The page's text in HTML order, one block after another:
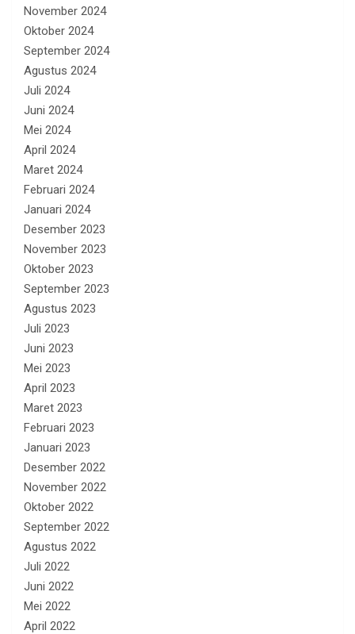
November 2024
Oktober 2024
September 2024
Agustus 2024
Juli 2024
Juni 2024
Mei 2024
April 2024
Maret 2024
Februari 2024
Januari 2024
Desember 2023
November 2023
Oktober 2023
September 2023
Agustus 2023
Juli 2023
Juni 2023
Mei 2023
April 2023
Maret 2023
Februari 2023
Januari 2023
Desember 2022
November 2022
Oktober 2022
September 2022
Agustus 2022
Juli 2022
Juni 2022
Mei 2022
April 2022